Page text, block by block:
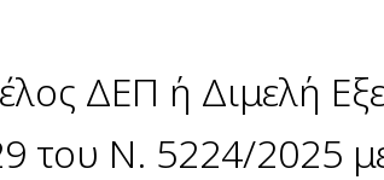
ΔΕΠ ή Διμελή
του Ν. 5224/2025